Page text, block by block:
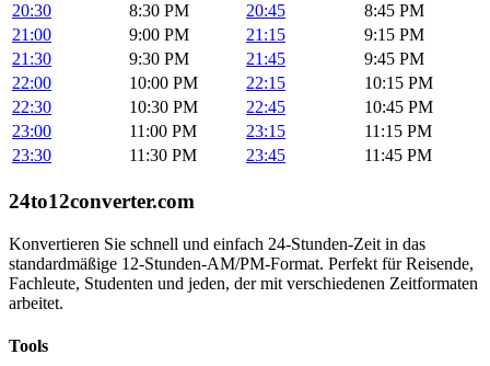
20:30
8:30 PM 20:45
8:45 PM
21:00
9:00 PM 21:15
9:15 PM
21:30
9:30 PM 21:45
9:45 PM
22:00
10:00 PM 22:15
10:15 PM
22:30
10:30 PM 22:45
10:45 PM
23:00
11:00 PM 23:15
11:15 PM
23:30
11:30 PM 23:45 11:45 PM
24to12converter.com
Konvertieren Sie schnell und einfach 24-Stunden-Zeit in das
standardmäßige 12-Stunden-AM/PM-Format. Perfekt für Reisende,
Fachleute, Studenten und jeden, der mit verschiedenen Zeitformaten
arbeitet.
Tools